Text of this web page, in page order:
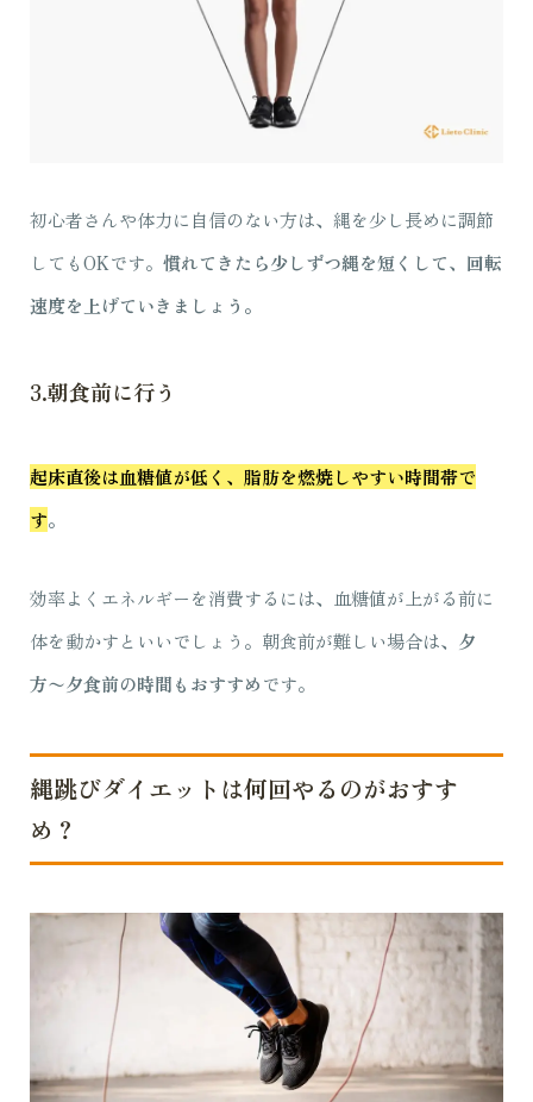
初心者さんや体力に自信のない方は、縄を少し長めに調節
してもOKです。 慣れてきたら少しずつ縄を短くして、回転
速度を上げていきましょう。
3.朝食前に行う
起床直後は血糖値が低く、脂肪を燃焼しやすい時間帯で
す。
効率よくエネルギーを消費するには、血糖値が上がる前に
体を動かすといいでしょう。朝食前が難しい場合は、 夕
方〜夕食前の時間もおすすめです。
縄跳びダイエットは何回やるのがおすす
め？